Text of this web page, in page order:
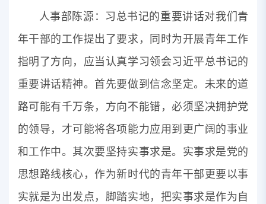
人事部陈源：习总书记的重要讲话对我们青
年干部的工作提出了要求，同时为开展青年工作
指明了方向，应当认真学习领会习近平总书记的
重要讲话精神。首先要做到信念坚定。未来的道
路可能有千万条，方向不能错，必须坚决拥护党
的领导，才可能将各项能力应用到更广阔的事业
和工作中。其次要坚持实事求是。实事求是党的
思想路线核心，作为新时代的青年干部更要以事
实就是为出发点，脚踏实地，把实事求是作为自